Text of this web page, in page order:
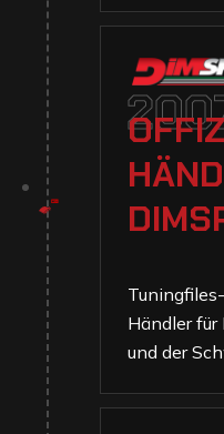
OFFIZ
HÄND
DIMS
Händler für
und der